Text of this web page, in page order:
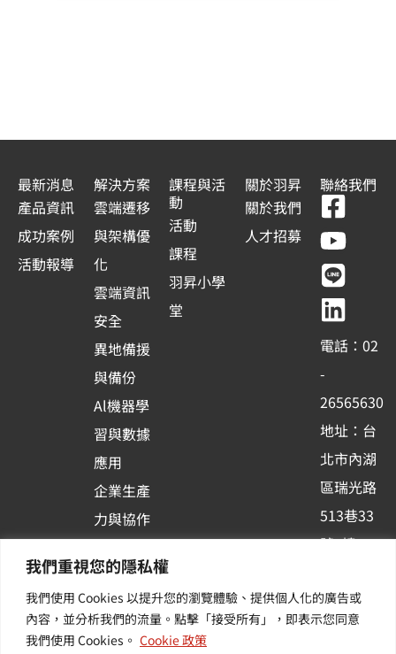
我們重視您的隱私權
我們使用 Cookies 以提升您的瀏覽體驗、提供個人化的廣告或
內容，並分析我們的流量。點擊「接受所有」，即表示您同意
我們使用 Cookies。 Cookie 政策
最新消息
產品資訊
成功案例
活動報導
解決方案
雲端遷移
與架構優
化
雲端資訊
安全
異地備援
與備份
Al機器學
習與數據
應用
企業生產
力與協作
台應用
其他／加
值服務
課程與活
動
活動
課程
羽昇小學
堂
關於羽昇
關於我們
人才招募
聯絡我們
F
a
c
e
b
o
o
k
-
s
q
u
a
r
Y
o
u
t
u
b
e
L
i
n
e
L
i
n
k
e
d
i
n
電話：02
-
26565630
地址：台
北市內湖
區瑞光路
513巷33
號6樓
新訊 | 提
供您最新